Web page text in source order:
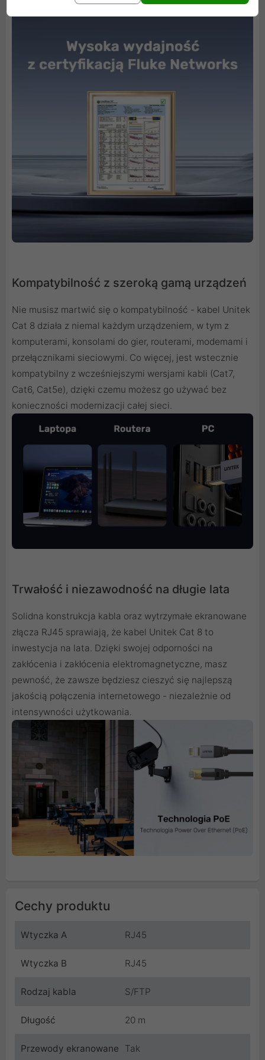
Kompatybilność z szeroką gamą urządzeń
Nie musisz martwić się o kompatybilność - kabel Unitek
Cat 8 działa z niemal każdym urządzeniem, w tym z
komputerami, konsolami do gier, routerami, modemami i
przełącznikami sieciowymi. Co więcej, jest wstecznie
kompatybilny z wcześniejszymi wersjami kabli (Cat7,
Cat6, Cat5e), dzięki czemu możesz go używać bez
konieczności modernizacji całej sieci.
Trwałość i niezawodność na długie lata
Solidna konstrukcja kabla oraz wytrzymałe ekranowane
złącza RJ45 sprawiają, że kabel Unitek Cat 8 to
inwestycja na lata. Dzięki swojej odporności na
zakłócenia i zakłócenia elektromagnetyczne, masz
pewność, że zawsze będziesz cieszyć się najlepszą
jakością połączenia internetowego - niezależnie od
intensywności użytkowania.
Cechy produktu
Wtyczka A RJ45
Wtyczka B RJ45
Rodzaj kabla S/FTP
Długość 20 m
Przewody ekranowane Tak